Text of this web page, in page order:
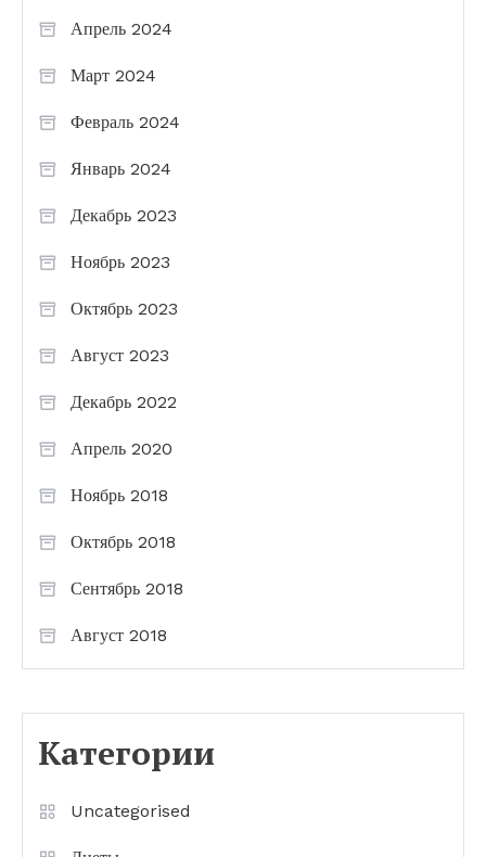
Апрель 2024
Март 2024
Февраль 2024
Январь 2024
Декабрь 2023
Ноябрь 2023
Октябрь 2023
Август 2023
Декабрь 2022
Апрель 2020
Ноябрь 2018
Октябрь 2018
Сентябрь 2018
Август 2018
Категории
Uncategorised